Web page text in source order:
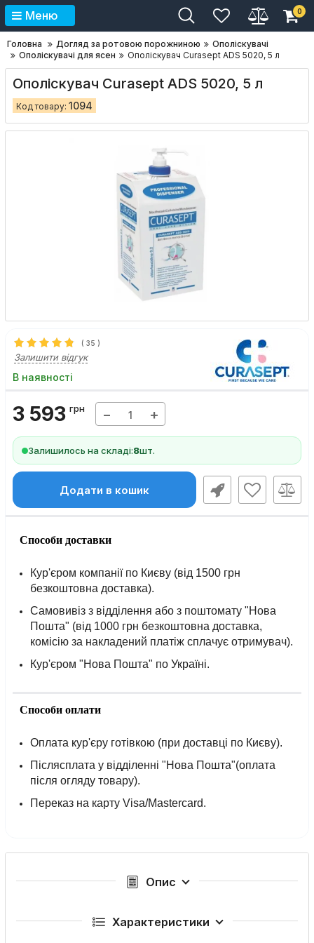
Меню 0
Головна Догляд за ротовою порожниною
Ополіскувачі
Ополіскувачі для ясен
Ополіскувач Curasept ADS 5020, 5 л
Ополіскувач Curasept ADS 5020, 5 л
Код товару: 1094
( 35 )
Залишити відгук
В наявності
3 593 грн − +
Залишилось на складі:8шт.
Додати в кошик
Способи доставки
Кур'єром компанії по Києву (від 1500 грн
безкоштовна доставка).
Самовивіз з відділення або з поштомату "Нова
Пошта" (від 1000 грн безкоштовна доставка,
комісію за накладений платіж сплачує отримувач).
Кур'єром "Нова Пошта" по Україні.
Способи оплати
Оплата кур'єру готівкою (при доставці по Києву).
Післясплата у відділенні "Нова Пошта"(оплата
після огляду товару).
Переказ на карту Visa/Mastercard.
Опис
Характеристики